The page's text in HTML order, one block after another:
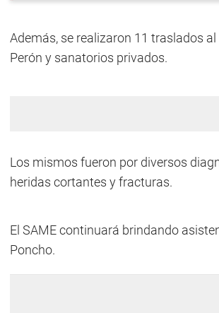
Además, se realizaron 11 traslados
Perón y sanatorios privados.
Los mismos fueron por diversos
heridas cortantes y fracturas.
El SAME continuará brindando
Poncho.